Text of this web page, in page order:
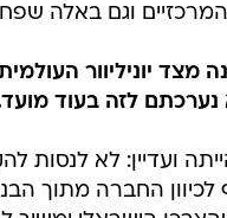
וגם באלה
מצד יוניליוור
לזה בעוד
ועדיין: לא לנסות
לכיוון החברה מתוך